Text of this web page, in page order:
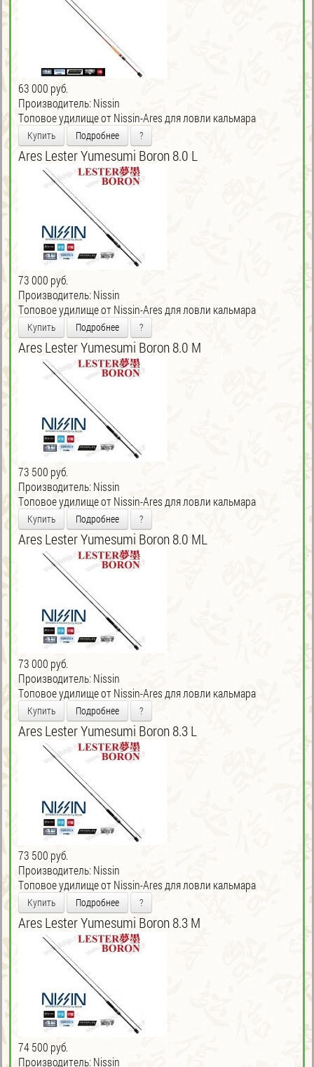
63 000 руб.
Производитель: Nissin
Tоповое удилище от Nissin-Ares для ловли кальмара
Купить Подробнее ?
Ares Lester Yumesumi Boron 8.0 L
73 000 руб.
Производитель: Nissin
Tоповое удилище от Nissin-Ares для ловли кальмара
Купить Подробнее ?
Ares Lester Yumesumi Boron 8.0 M
73 500 руб.
Производитель: Nissin
Tоповое удилище от Nissin-Ares для ловли кальмара
Купить Подробнее ?
Ares Lester Yumesumi Boron 8.0 ML
73 000 руб.
Производитель: Nissin
Tоповое удилище от Nissin-Ares для ловли кальмара
Купить Подробнее ?
Ares Lester Yumesumi Boron 8.3 L
73 500 руб.
Производитель: Nissin
Tоповое удилище от Nissin-Ares для ловли кальмара
Купить Подробнее ?
Ares Lester Yumesumi Boron 8.3 M
74 500 руб.
Производитель:Nissin